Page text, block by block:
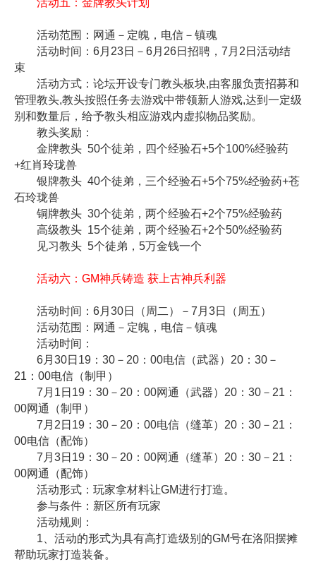
活动五：金牌教头计划
活动范围：网通－定魄，电信－镇魂
活动时间：6月23日－6月26日招聘，7月2日活动结
束
活动方式：论坛开设专门教头板块,由客服负责招募和
管理教头,教头按照任务去游戏中带领新人游戏,达到一定级
别和数量后，给予教头相应游戏内虚拟物品奖励。
教头奖励：
金牌教头 50个徒弟，四个经验石+5个100%经验药
+红肖玲珑兽
银牌教头 40个徒弟，三个经验石+5个75%经验药+苍
石玲珑兽
铜牌教头 30个徒弟，两个经验石+2个75%经验药
高级教头 15个徒弟，两个经验石+2个50%经验药
见习教头 5个徒弟，5万金钱一个
活动六：GM神兵铸造 获上古神兵利器
活动时间：6月30日（周二）－7月3日（周五）
活动范围：网通－定魄，电信－镇魂
活动时间：
6月30日19：30－20：00电信（武器）20：30－
21：00电信（制甲）
7月1日19：30－20：00网通（武器）20：30－21：
00网通（制甲）
7月2日19：30－20：00电信（缝革）20：30－21：
00电信（配饰）
7月3日19：30－20：00网通（缝革）20：30－21：
00网通（配饰）
活动形式：玩家拿材料让GM进行打造。
参与条件：新区所有玩家
活动规则：
1、活动的形式为具有高打造级别的GM号在洛阳摆摊
帮助玩家打造装备。